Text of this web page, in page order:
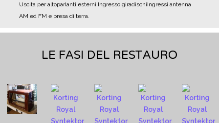
Uscita per altoparlanti esterni.Ingresso giradischiIngressi antenna
AM ed FM e presa di terra.
LE FASI DEL RESTAURO